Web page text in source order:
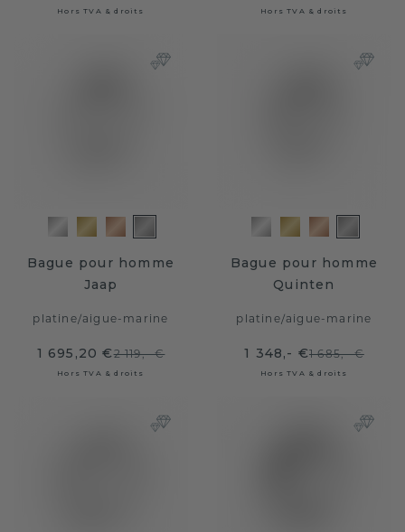
Hors TVA & droits Hors TVA & droits
Bague pour homme
Jaap
platine/aigue-marine
1 695,20 €2 119,- €
Hors TVA & droits
Bague pour homme
Quinten
platine/aigue-marine
1 348,- €1 685,- €
Hors TVA & droits